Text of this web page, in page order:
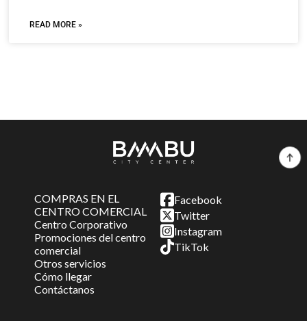
READ MORE »
COMPRAS EN EL
CENTRO COMERCIAL
Centro Corporativo
Promociones del centro
comercial
Otros servicios
Cómo llegar
Contáctanos
Facebook
Twitter
Instagram
TikTok